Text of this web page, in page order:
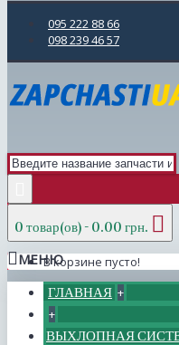
095 222 88 66
098 239 46 57
0 товар(ов) - 0.00 грн.
В корзине пусто!
МЕНЮ
ГЛАВНАЯ +
+
ВЫХЛОПНАЯ